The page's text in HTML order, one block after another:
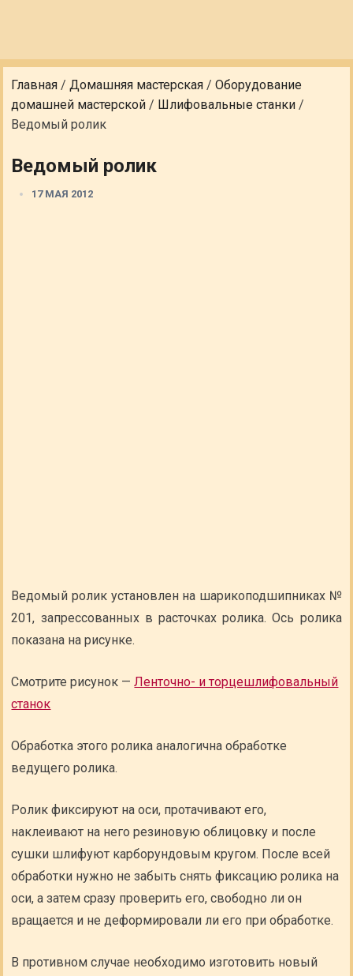
Главная /Домашняя мастерская /Оборудование
домашней мастерской / Шлифовальные станки /
Ведомый ролик
Ведомый ролик
17 МАЯ 2012
Ведомый ролик установлен на шарикоподшипниках №
201, запрессованных в расточках ролика. Ось ролика
показана на рисунке.
Смотрите рисунок —Ленточно- и торцешлифовальный
станок
Обработка этого ролика аналогична обработке
ведущего ролика.
Ролик фиксируют на оси, протачивают его,
наклеивают на него резиновую облицовку и после
сушки шлифуют карборундовым кругом. После всей
обработки нужно не забыть снять фиксацию ролика на
оси, а затем сразу проверить его, свободно ли он
вращается и не деформировали ли его при обработке.
В противном случае необходимо изготовить новый